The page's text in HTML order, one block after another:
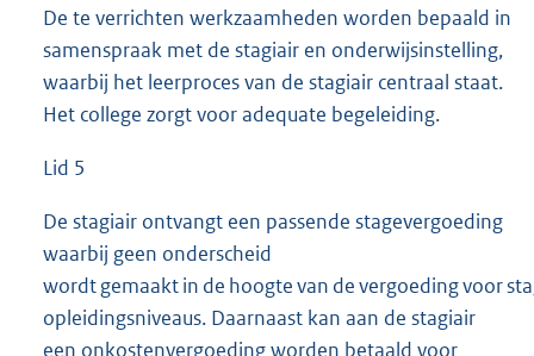
De te verrichten werkzaamheden worden bepaald in
samenspraak met de stagiair en onderwijsinstelling,
waarbij het leerproces van de stagiair centraal staat.
Het college zorgt voor adequate begeleiding.
Lid 5
De stagiair ontvangt een passende stagevergoeding
waarbij geen onderscheid
wordt gemaakt in de hoogte van de vergoeding voor
opleidingsniveaus. Daarnaast kan aan de stagiair
een onkostenvergoeding worden betaald voor